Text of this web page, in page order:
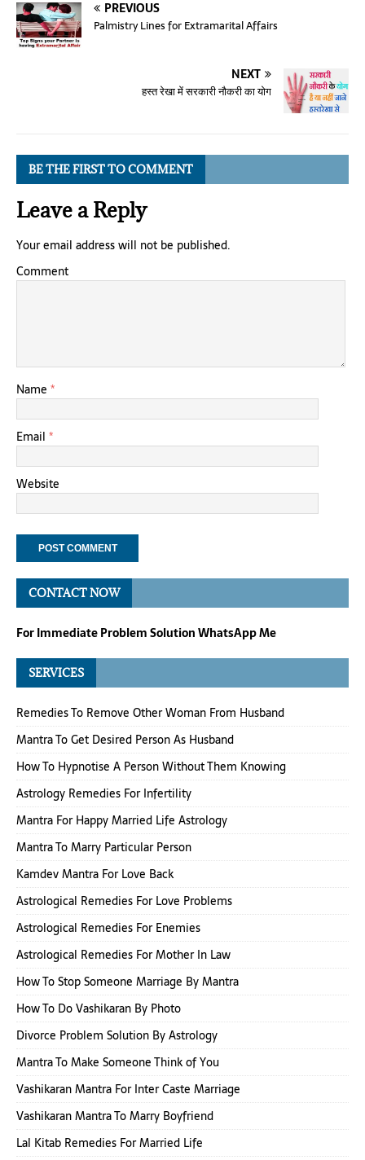
PREVIOUS
Palmistry Lines for Extramarital Affairs
NEXT
हस्त रेखा में सरकारी नौकरी का योग
BE THE FIRST TO COMMENT
Leave a Reply
Your email address will not be published.
Comment
Name *
Email *
Website
CONTACT NOW
For Immediate Problem Solution WhatsApp Me
SERVICES
Remedies To Remove Other Woman From Husband
Mantra To Get Desired Person As Husband
How To Hypnotise A Person Without Them Knowing
Astrology Remedies For Infertility
Mantra For Happy Married Life Astrology
Mantra To Marry Particular Person
Kamdev Mantra For Love Back
Astrological Remedies For Love Problems
Astrological Remedies For Enemies
Astrological Remedies For Mother In Law
How To Stop Someone Marriage By Mantra
How To Do Vashikaran By Photo
Divorce Problem Solution By Astrology
Mantra To Make Someone Think of You
Vashikaran Mantra For Inter Caste Marriage
Vashikaran Mantra To Marry Boyfriend
Lal Kitab Remedies For Married Life